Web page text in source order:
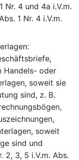
Nr. 4 und 4a i.V.m.
1 Nr. 4 i.V.m.
Handels- oder
soweit sie
sind, z. B.
soweit
sind und
2, 3, 5 i.V.m. Abs.